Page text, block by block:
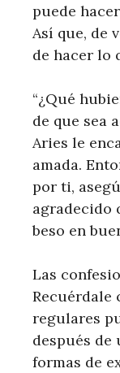
puede
Así que, de
de hacer lo
“¿Qué
de que sea
Aries le
amada.
por ti,
agradecido
beso en
Las
Recuérdale
regulares
después de
formas de